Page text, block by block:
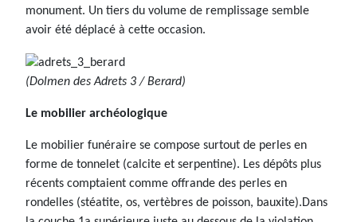
monument. Un tiers du volume de remplissage semble
avoir été déplacé à cette occasion.
(Dolmen des Adrets 3 / Berard)
Le mobilier archéologique
Le mobilier funéraire se compose surtout de perles en
forme de tonnelet (calcite et serpentine). Les dépôts plus
récents comptaient comme offrande des perles en
rondelles (stéatite, os, vertèbres de poisson, bauxite).Dans